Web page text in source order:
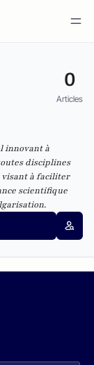
0
Articles
innovant à
disciplines
à faciliter
scientifique